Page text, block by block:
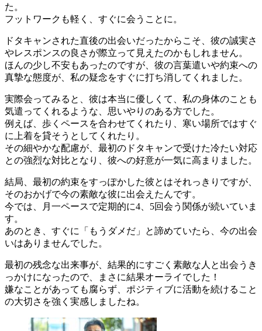
た。
フットワークも軽く、すぐに会うことに。
ドタキャンされた直後の出会いだったからこそ、彼の誠実さ
やレスポンスの良さが際立って見えたのかもしれません。
ほんの少し不安もあったのですが、彼の言葉遣いや約束への
真摯な態度が、私の疑念をすぐに打ち消してくれました。
実際会ってみると、彼は本当に優しくて、私の身体のことも
気遣ってくれるような、思いやりのある方でした。
例えば、歩くペースを合わせてくれたり、寒い場所ではすぐ
に上着を貸そうとしてくれたり。
その細やかな配慮が、最初のドタキャンで受けた冷たい対応
との強烈な対比となり、彼への好意が一気に高まりました。
結局、最初の約束をすっぽかした彼とはそれっきりですが、
そのおかげで今の素敵な彼に出会えたんです。
今では、月一ペースで定期的に4、5回会う関係が続いていま
す。
あのとき、すぐに「もうダメだ」と諦めていたら、今の出会
いはありませんでした。
最初の残念な出来事が、結果的にすごく素敵な人と出会うき
っかけになったので、まさに結果オーライでした！
嫌なことがあっても腐らず、ポジティブに活動を続けること
の大切さを強く実感しましたね。